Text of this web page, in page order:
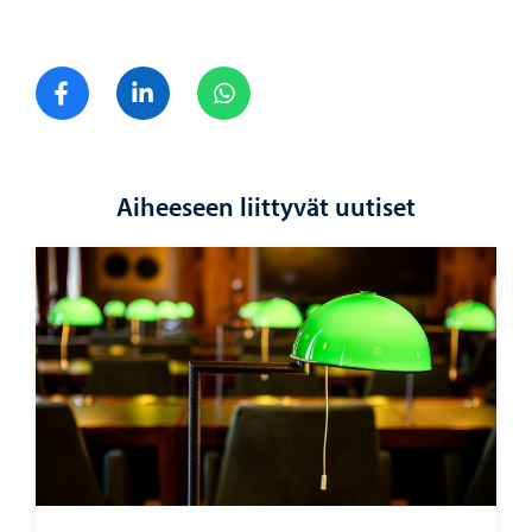
Jaa FacebookJaa LinkedIn
Aiheeseen liittyvät uutiset